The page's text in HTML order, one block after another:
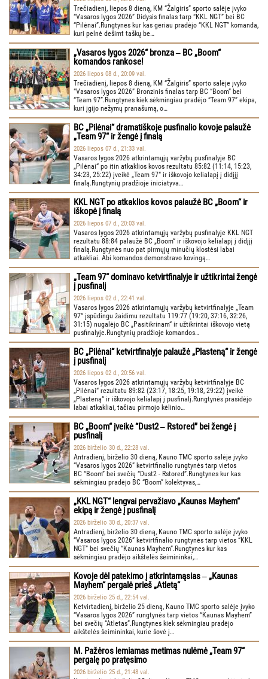
Trečiadienį, liepos 8 dieną, KM “Žalgiris” sporto salėje įvyko
“Vasaros lygos 2026” Didysis finalas tarp “KKL NGT” bei BC
“Pilėnai”.Rungtynes kur kas geriau pradėjo “KKL NGT” komanda,
kuri pelnė dešimt taškų be…
„Vasaros lygos 2026“ bronza ‒ BC „Boom“
komandos rankose!
2026 liepos 08 d., 20:09 val.
Trečiadienį, liepos 8 dieną, KM “Žalgiris” sporto salėje įvyko
“Vasaros lygos 2026” Bronzinis finalas tarp BC “Boom” bei
“Team 97”.Rungtynes kiek sėkmingiau pradėjo “Team 97” ekipa,
kuri įgijo nežymų pranašumą, o…
BC „Pilėnai“ dramatiškoje pusfinalio kovoje palaužė
„Team 97“ ir žengė į finalą
2026 liepos 07 d., 21:33 val.
Vasaros lygos 2026 atkrintamųjų varžybų pusfinalyje BC
„Pilėnai“ po itin atkaklios kovos rezultatu 85:82 (11:14, 15:23,
34:23, 25:22) įveikė „Team 97“ ir iškovojo kelialapį į didįjį
finalą.Rungtynių pradžioje iniciatyva…
KKL NGT po atkaklios kovos palaužė BC „Boom“ ir
iškopė į finalą
2026 liepos 07 d., 20:03 val.
Vasaros lygos 2026 atkrintamųjų varžybų pusfinalyje KKL NGT
rezultatu 88:84 palaužė BC „Boom“ ir iškovojo kelialapį į didįjį
finalą.Rungtynės nuo pat pirmųjų minučių klostėsi labai
atkakliai. Abi komandos demonstravo kovingą…
„Team 97“ dominavo ketvirtfinalyje ir užtikrintai žengė
į pusfinalį
2026 liepos 02 d., 22:41 val.
Vasaros lygos 2026 atkrintamųjų varžybų ketvirtfinalyje „Team
97“ įspūdingu žaidimu rezultatu 119:77 (19:20, 37:16, 32:26,
31:15) nugalėjo BC „Pasitikrinam“ ir užtikrintai iškovojo vietą
pusfinalyje.Rungtynių pradžioje komandos…
BC „Pilėnai“ ketvirtfinalyje palaužė „Plasteną“ ir žengė
į pusfinalį
2026 liepos 02 d., 20:56 val.
Vasaros lygos 2026 atkrintamųjų varžybų ketvirtfinalyje BC
„Pilėnai“ rezultatu 89:82 (23:17, 18:25, 19:18, 29:22) įveikė
„Plasteną“ ir iškovojo kelialapį į pusfinalį.Rungtynės prasidėjo
labai atkakliai, tačiau pirmojo kėlinio…
BC „Boom“ įveikė “Dust2 ‒ Rstored” bei žengė į
pusfinalį
2026 birželio 30 d., 22:28 val.
Antradienį, birželio 30 dieną, Kauno TMC sporto salėje įvyko
“Vasaros lygos 2026” ketvirtfinalio rungtynės tarp vietos
BC “Boom” bei svečių “Dust2 - Rstored”.Rungtynes kur kas
sėkmingiau pradėjo BC “Boom” kolektyvas,…
„KKL NGT“ lengvai pervažiavo „Kaunas Mayhem“
ekipą ir žengė į pusfinalį
2026 birželio 30 d., 20:37 val.
Antradienį, birželio 30 dieną, Kauno TMC sporto salėje įvyko
“Vasaros lygos 2026” ketvirtfinalio rungtynės tarp vietos “KKL
NGT” bei svečių “Kaunas Mayhem”.Rungtynes kur kas
sėkmingiau pradėjo aikštelės šeimininkai,…
Kovoje dėl patekimo į atkrintamąsias ‒ „Kaunas
Mayhem“ pergalė prieš „Atletą“
2026 birželio 25 d., 22:54 val.
Ketvirtadienį, birželio 25 dieną, Kauno TMC sporto salėje įvyko
“Vasaros lygos 2026” rungtynės tarp vietos “Kaunas Mayhem”
bei svečių “Atletas”.Rungtynes kiek sėkmingiau pradėjo
aikštelės šeimininkai, kurie šovė į…
M. Pažėros lemiamas metimas nulėmė „Team 97“
pergalę po pratęsimo
2026 birželio 25 d., 21:48 val.